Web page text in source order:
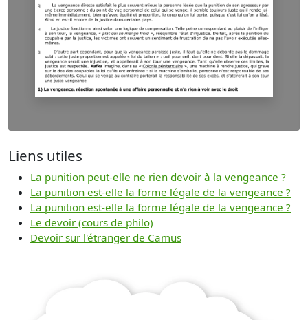
Liens utiles
La punition peut-elle ne rien devoir à la vengeance ?
La punition est-elle la forme légale de la vengeance ?
La punition est-elle la forme légale de la vengeance ?
Le devoir (cours de philo)
Devoir sur l'étranger de Camus